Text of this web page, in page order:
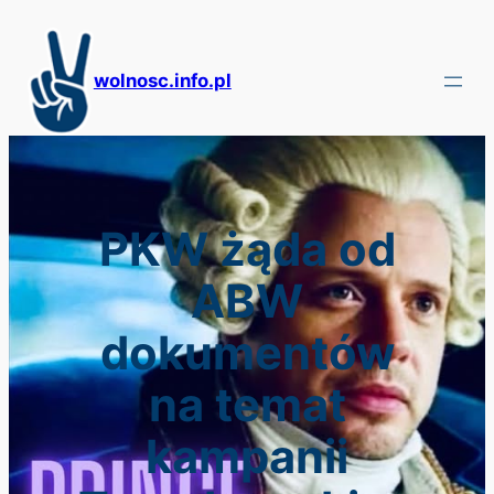
treści
wolnosc.info.pl
PKW żąda od
ABW
dokumentów
na temat
kampanii